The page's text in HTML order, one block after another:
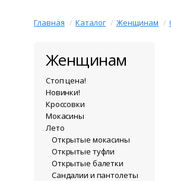
Главная Каталог Женщинам
Женщинам
Стоп цена!
Новинки!
Кроссовки
Мокасины
Лето
Открытые мокасины
Открытые туфли
Открытые балетки
Сандалии и пантолеты